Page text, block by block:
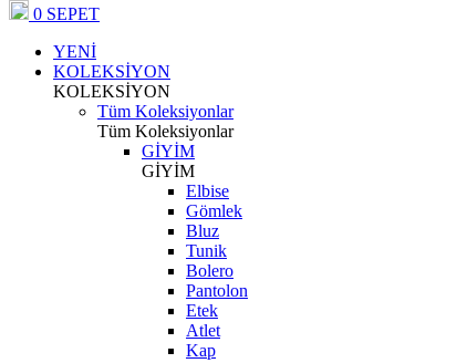
0 SEPET
YENİ
KOLEKSİYON
KOLEKSİYON
Tüm Koleksiyonlar
Tüm Koleksiyonlar
GİYİM
GİYİM
Elbise
Gömlek
Bluz
Tunik
Bolero
Pantolon
Etek
Atlet
Kap